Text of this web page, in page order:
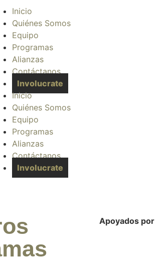
Inicio
Quiénes Somos
Equipo
Programas
Alianzas
Contáctanos
Involucrate
Inicio
Quiénes Somos
Equipo
Programas
Alianzas
Contáctanos
Involucrate
Apoyados por